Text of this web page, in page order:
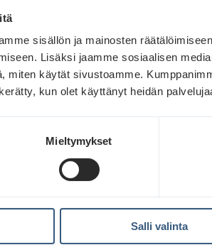
sisällön ja mainosten
Lisäksi jaamme sosiaalisen
miten käytät sivustoamme.
kun olet käyttänyt heidän
Mieltymykset
Salli valinta
talvilomaviikoilla ulkona
kampanjoista
tarjoaa käyttöösi huikean talviedun